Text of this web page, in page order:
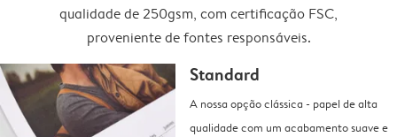
qualidade de 250gsm, com certificação FSC,
proveniente de fontes responsáveis.
Standard
A nossa opção clássica - papel de alta
qualidade com um acabamento suave e